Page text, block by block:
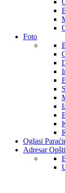
Foto
Oglasi
Adresar